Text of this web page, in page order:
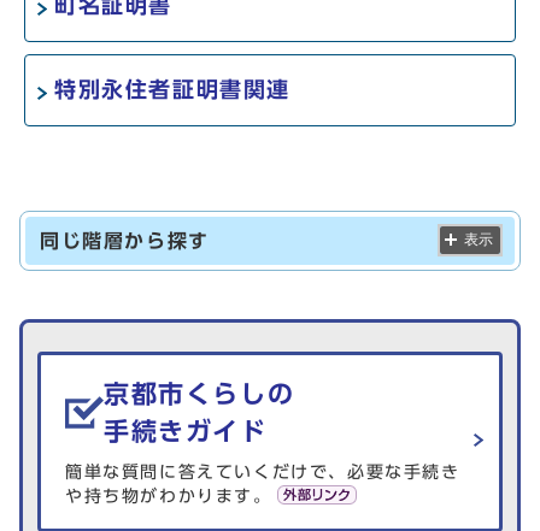
町名証明書
特別永住者証明書関連
同じ階層から探す 表示
生活情報を探す
京都市くらしの
手続きガイド
簡単な質問に答えていくだけで、必要な手続き
や持ち物がわかります。